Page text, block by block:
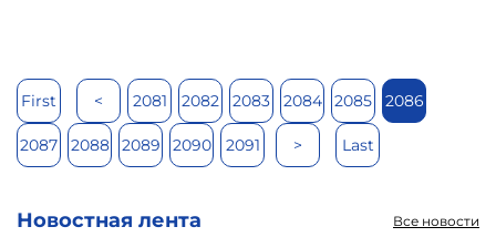
First < 2081 2082 2083 2084 2085 2086
2087 2088 2089 2090 2091 > Last
Новостная лента Все новости